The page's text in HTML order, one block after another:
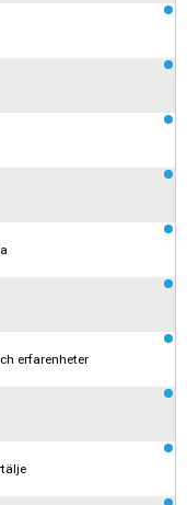
erfarenheter